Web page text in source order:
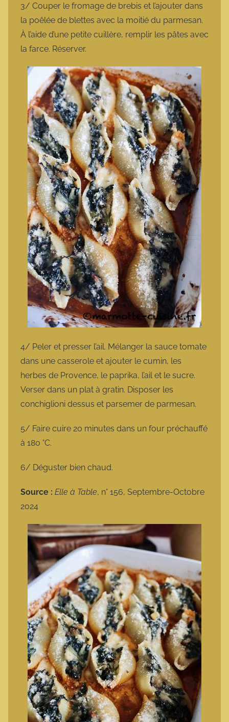
3/ Couper le fromage de brebis et l’ajouter dans
la poêlée de blettes avec la moitié du parmesan.
À l’aide d’une petite cuillère, remplir les pâtes avec
la farce. Réserver.
4/ Peler et presser l’ail. Mélanger la sauce tomate
dans une casserole et ajouter le cumin, les
herbes de Provence, le paprika, l’ail et le sucre.
Verser dans un plat à gratin. Disposer les
conchiglioni dessus et parsemer de parmesan.
5/ Faire cuire 20 minutes dans un four préchauffé
à 180 °C.
6/ Déguster bien chaud.
Source : Elle à Table, n° 156, Septembre-Octobre
2024